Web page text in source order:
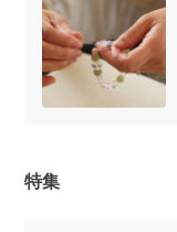
特集